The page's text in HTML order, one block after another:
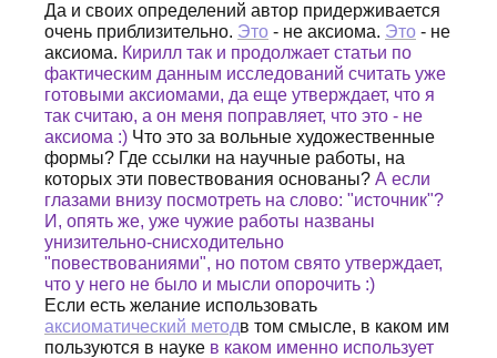
Да и своих определений автор придерживается
очень приблизительно. Это - не аксиома. Это - не
аксиома. Кирилл так и продолжает статьи по
фактическим данным исследований считать уже
готовыми аксиомами, да еще утверждает, что я
так считаю, а он меня поправляет, что это - не
аксиома :) Что это за вольные художественные
формы? Где ссылки на научные работы, на
которых эти повествования основаны? А если
глазами внизу посмотреть на слово: "источник"?
И, опять же, уже чужие работы названы
унизительно-снисходительно
"повествованиями", но потом свято утверждает,
что у него не было и мысли опорочить :)
Если есть желание использовать
аксиоматический методв том смысле, в каком им
пользуются в науке в каком именно использует